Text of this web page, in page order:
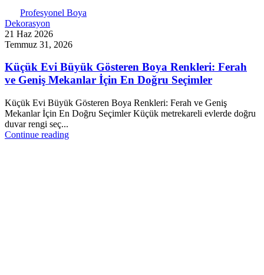
Profesyonel Boya
Dekorasyon
21 Haz 2026
Temmuz 31, 2026
Küçük Evi Büyük Gösteren Boya Renkleri: Ferah
ve Geniş Mekanlar İçin En Doğru Seçimler
Küçük Evi Büyük Gösteren Boya Renkleri: Ferah ve Geniş
Mekanlar İçin En Doğru Seçimler Küçük metrekareli evlerde doğru
duvar rengi seç...
Continue reading